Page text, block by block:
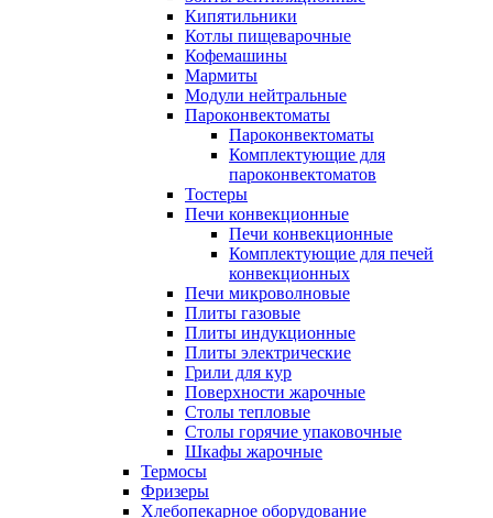
Кипятильники
Котлы пищеварочные
Кофемашины
Мармиты
Модули нейтральные
Пароконвектоматы
Пароконвектоматы
Комплектующие для
пароконвектоматов
Тостеры
Печи конвекционные
Печи конвекционные
Комплектующие для печей
конвекционных
Печи микроволновые
Плиты газовые
Плиты индукционные
Плиты электрические
Грили для кур
Поверхности жарочные
Столы тепловые
Столы горячие упаковочные
Шкафы жарочные
Термосы
Фризеры
Хлебопекарное оборудование